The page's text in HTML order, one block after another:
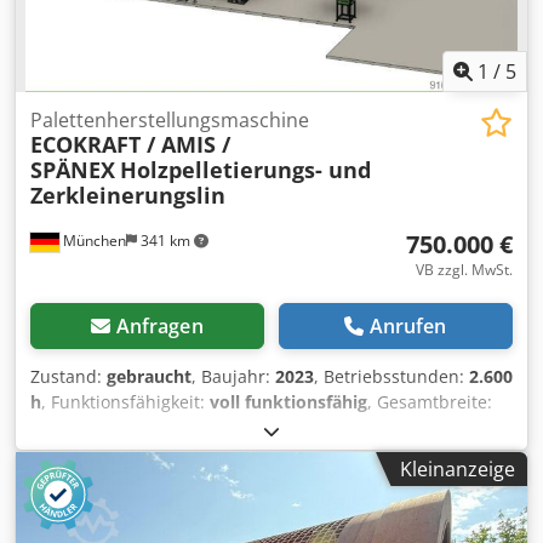
1 / 5
München 341 km
Palettenherstellungsmaschine
ECOKRAFT / AMIS /
SPÄNEX Holzpelletierungs- und
Zerkleinerungslin
750.000 €
VB zzgl. MwSt.
Anfragen Anrufen
Zustand: gebraucht, Baujahr: 2023, Betriebsstunden: 2.600
h, Funktionsfähigkeit: voll funktionsfähig, Gesamtbreite:
23.000 mm
6 bar, Art des Eingangsstroms:Drehstrom, Eingangsstrom:
500 A, Leistung: 275,5 kW (374,58 PS)
, Platzbedarf Länge:
23.000 mm
, Platzbedarf Breite: 18.500 mm, Zum Verkauf
steht eine hochmoderne, vollintegrierte Holzpelletierungs-
Kleinanzeige